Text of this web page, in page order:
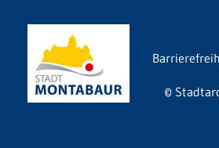
©